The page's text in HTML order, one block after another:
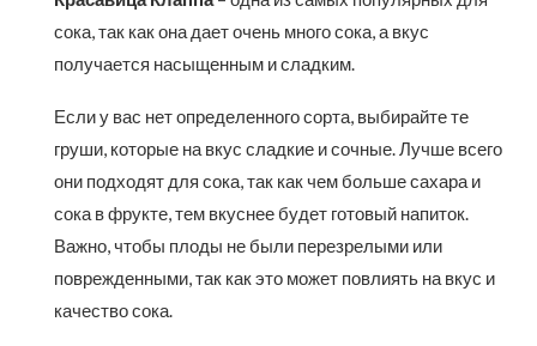
сока, так как она дает очень много сока, а вкус
получается насыщенным и сладким.
Если у вас нет определенного сорта, выбирайте те
груши, которые на вкус сладкие и сочные. Лучше всего
они подходят для сока, так как чем больше сахара и
сока в фрукте, тем вкуснее будет готовый напиток.
Важно, чтобы плоды не были перезрелыми или
поврежденными, так как это может повлиять на вкус и
качество сока.